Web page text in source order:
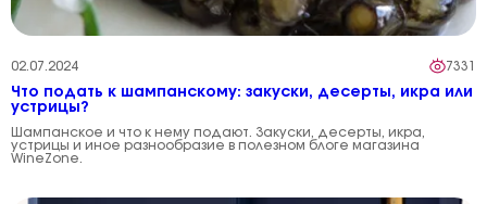
02.07.2024 7331
Что подать к шампанскому: закуски, десерты, икра или
устрицы?
Шампанское и что к нему подают. Закуски, десерты, икра,
устрицы и иное разнообразие в полезном блоге магазина
WineZone.